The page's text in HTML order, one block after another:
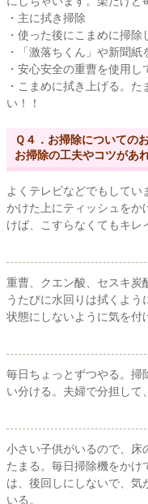
・主に拭き掃除
・使った後にこまめに掃除
・「激落ちくん」や新聞
・安心安全の重曹を使用し
・こまめに拭き上げる。
い！！
Ｑ４．お掃除についての
お掃除の工夫やコツがあ
よくテレビなどでもして
かけた上にティッシュをか
けば、こすらなくてもキレ
重曹、クエン酸、セスキ炭
うたびに水回りは拭くよ
状態にしないように気を付
毎日ちょっとずつやる。掃
い分ける。夫婦で分担して
小さい子供がいるので、床
たまる。毎日掃除機をかけ
は、後回しにしないで、気
いる。